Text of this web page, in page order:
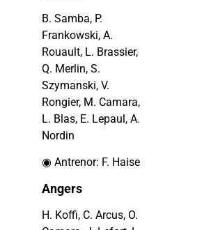
B. Samba, P.
Frankowski, A.
Rouault, L. Brassier,
Q. Merlin, S.
Szymanski, V.
Rongier, M. Camara,
L. Blas, E. Lepaul, A.
Nordin
◉ Antrenor: F. Haise
Angers
H. Koffi, C. Arcus, O.